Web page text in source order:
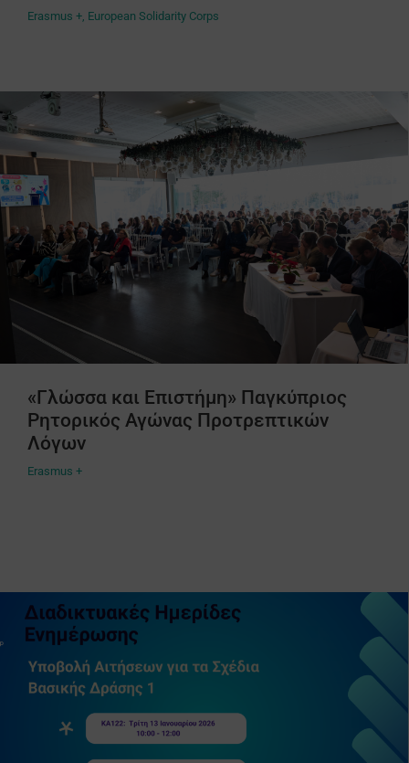
Erasmus + European Solidarity Corps
«Γλώσσα και Επιστήμη» Παγκύπριος
Ρητορικός Αγώνας Προτρεπτικών
Λόγων
Erasmus +